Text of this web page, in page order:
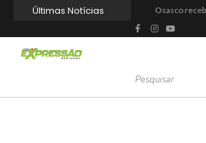
Últimas Notícias